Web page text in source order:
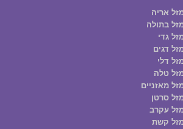
אריה
בתולה
גדי
דגים
דלי
טלה
מאזניים
סרטן
עקרב
קשת